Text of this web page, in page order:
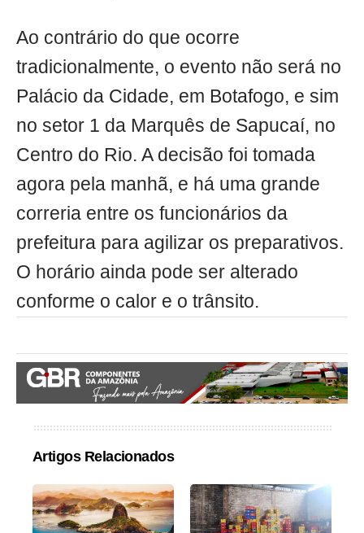
Ao contrário do que ocorre
tradicionalmente, o evento não será no
Palácio da Cidade, em Botafogo, e sim
no setor 1 da Marquês de Sapucaí, no
Centro do Rio. A decisão foi tomada
agora pela manhã, e há uma grande
correria entre os funcionários da
prefeitura para agilizar os preparativos.
O horário ainda pode ser alterado
conforme o calor e o trânsito.
Artigos Relacionados